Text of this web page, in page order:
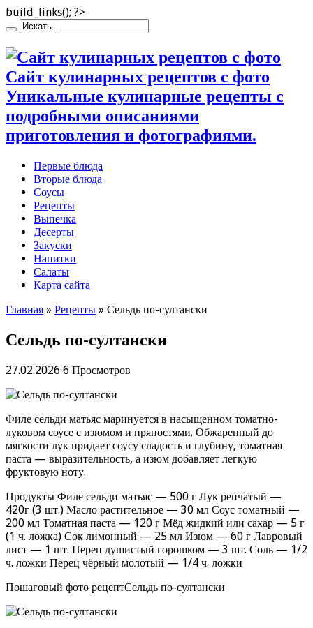
build_links(); ?>
Сайт кулинарных рецептов с фото
Уникальные кулинарные рецепты с
подробными описаниями
приготовления и фотографиями.
Первые блюда
Вторые блюда
Соусы
Рецепты
Выпечка
Десерты
Закуски
Напитки
Салаты
Карта сайта
Главная » Рецепты » Сельдь по-султански
Сельдь по-султански
27.02.2026 6 Просмотров
Филе сельди матьяс маринуется в насыщенном томатно-
луковом соусе с изюмом и пряностями. Обжаренный до
мягкости лук придает соусу сладость и глубину, томатная
паста — выразительность, а изюм добавляет легкую
фруктовую ноту.
Продукты Филе сельди матьяс — 500 г Лук репчатый —
420г (3 шт.) Масло растительное — 30 мл Соус томатный —
200 мл Томатная паста — 120 г Мёд жидкий или сахар — 5 г
(1 ч. ложка) Сок лимонный — 25 мл Изюм — 60 г Лавровый
лист — 1 шт. Перец душистый горошком — 3 шт. Соль — 1/2
ч. ложки Перец чёрный молотый — 1/4 ч. ложки
Пошаговый фото рецептСельдь по-султански